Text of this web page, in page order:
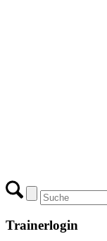
Trainerlogin